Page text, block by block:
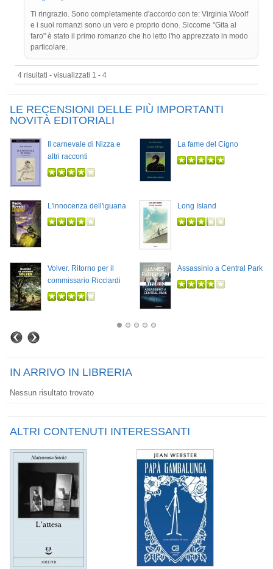
Ti ringrazio. Sono completamente d'accordo con te: Virginia Woolf
e i suoi romanzi sono un vero e proprio dono. Siccome "Gita al
faro" è stato il primo romanzo che ho letto l'ho apprezzato in modo
particolare.
4 risultati - visualizzati 1 - 4
LE RECENSIONI DELLE PIÙ IMPORTANTI
NOVITÀ EDITORIALI
Il carnevale di Nizza e
altri racconti
La fame del Cigno
L'innocenza dell'iguana Long Island
Volver. Ritorno per il
commissario Ricciardi
Assassinio a Central Park
IN ARRIVO IN LIBRERIA
Nessun risultato trovato
ALTRI CONTENUTI INTERESSANTI